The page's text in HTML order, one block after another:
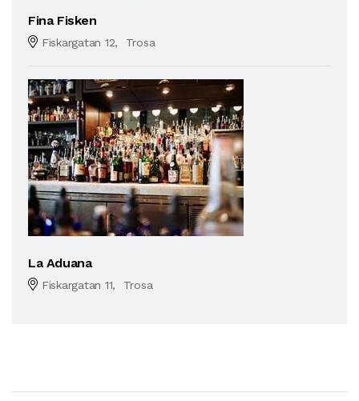
Fina Fisken
Fiskargatan 12, Trosa
La Aduana
Fiskargatan 11, Trosa